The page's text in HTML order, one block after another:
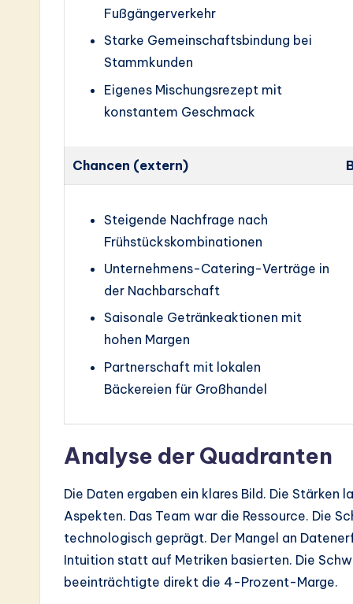
Fußgängerverkehr
Starke Gemeinschaftsbindung bei
Stammkunden
Eigenes Mischungsrezept mit
konstantem Geschmack
Chancen (extern)
Steigende Nachfrage nach
Frühstückskombinationen
Unternehmens-Catering-Verträge in
der Nachbarschaft
Saisonale Getränkeaktionen mit
hohen Margen
Partnerschaft mit lokalen
Bäckereien für Großhandel
Analyse der Quadranten
Die Daten ergaben ein klares Bild. Die Stärken
Aspekten. Das Team war die Ressource. Die
technologisch geprägt. Der Mangel an
Intuition statt auf Metriken basierten. Die
beeinträchtigte direkt die 4-Prozent-Marge.